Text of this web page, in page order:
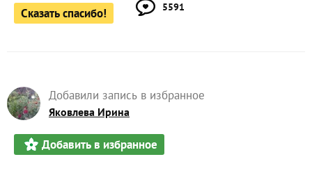
Сказать спасибо! 5591
Добавили запись в избранное
Яковлева Ирина
Добавить в избранное